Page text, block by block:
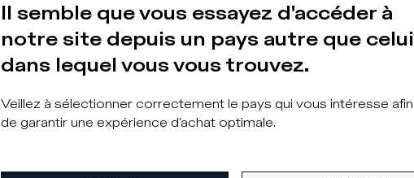
Il semble que vous essayez d'accéder à
notre site depuis un pays autre que celui
dans lequel vous vous trouvez.
Veillez à sélectionner correctement le pays qui vous intéresse afin
de garantir une expérience d'achat optimale.